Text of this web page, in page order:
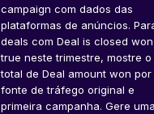
campaign com dados das
plataformas de anúncios.
deals com Deal is closed
true neste trimestre, mostre o
total de Deal amount won por
fonte de tráfego original e
primeira campanha. Gere